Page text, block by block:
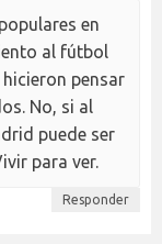
en
al fútbol
pensar
No, si al
puede ser
para ver.
Responder